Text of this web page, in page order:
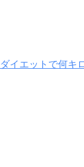
イエットで何キ